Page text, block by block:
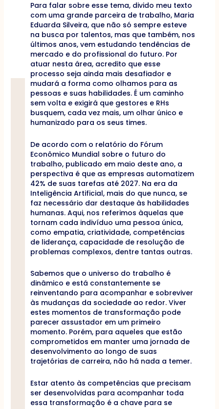
Para falar sobre esse tema, divido meu texto
com uma grande parceira de trabalho, Maria
Eduarda Silveira, que não só sempre esteve
na busca por talentos, mas que também, nos
últimos anos, vem estudando tendências de
mercado e do profissional do futuro. Por
atuar nesta área, acredito que esse
processo seja ainda mais desafiador e
mudará a forma como olhamos para as
pessoas e suas habilidades. É um caminho
sem volta e exigirá que gestores e RHs
busquem, cada vez mais, um olhar único e
humanizado para os seus times.
De acordo com o relatório do Fórum
Econômico Mundial sobre o futuro do
trabalho, publicado em maio deste ano, a
perspectiva é que as empresas automatizem
42% de suas tarefas até 2027. Na era da
Inteligência Artificial, mais do que nunca, se
faz necessário dar destaque às habilidades
humanas. Aqui, nos referimos àquelas que
tornam cada indivíduo uma pessoa única,
como empatia, criatividade, competências
de liderança, capacidade de resolução de
problemas complexos, dentre tantas outras.
Sabemos que o universo do trabalho é
dinâmico e está constantemente se
reinventando para acompanhar e sobreviver
às mudanças da sociedade ao redor. Viver
estes momentos de transformação pode
parecer assustador em um primeiro
momento. Porém, para aqueles que estão
comprometidos em manter uma jornada de
desenvolvimento ao longo de suas
trajetórias de carreira, não há nada a temer.
Estar atento às competências que precisam
ser desenvolvidas para acompanhar toda
essa transformação é a chave para se